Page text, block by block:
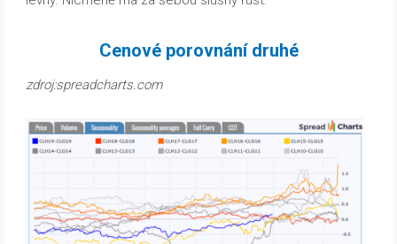
Cenové porovnání druhé
zdroj:spreadcharts.com